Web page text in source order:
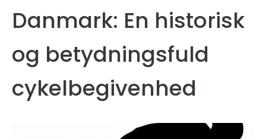
Danmark: En historisk
og betydningsfuld
cykelbegivenhed